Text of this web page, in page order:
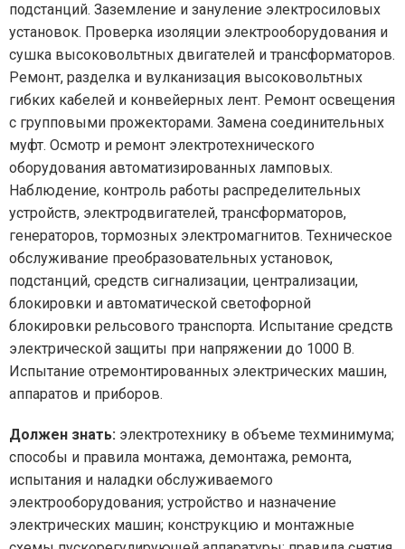
подстанций. Заземление и зануление электросиловых
установок. Проверка изоляции электрооборудования и
сушка высоковольтных двигателей и трансформаторов.
Ремонт, разделка и вулканизация высоковольтных
гибких кабелей и конвейерных лент. Ремонт освещения
с групповыми прожекторами. Замена соединительных
муфт. Осмотр и ремонт электротехнического
оборудования автоматизированных ламповых.
Наблюдение, контроль работы распределительных
устройств, электродвигателей, трансформаторов,
генераторов, тормозных электромагнитов. Техническое
обслуживание преобразовательных установок,
подстанций, средств сигнализации, централизации,
блокировки и автоматической светофорной
блокировки рельсового транспорта. Испытание средств
электрической защиты при напряжении до 1000 В.
Испытание отремонтированных электрических машин,
аппаратов и приборов.
Должен знать: электротехнику в объеме техминимума;
способы и правила монтажа, демонтажа, ремонта,
испытания и наладки обслуживаемого
электрооборудования; устройство и назначение
электрических машин; конструкцию и монтажные